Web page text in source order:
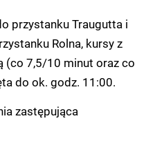
przystanku Traugutta i
Rolna, kursy z
7,5/10 minut oraz co
do ok. godz. 11:00.
zastępująca